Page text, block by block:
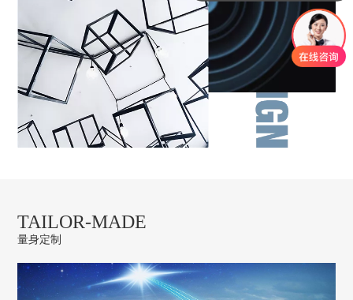
TAILOR-MADE
量身定制